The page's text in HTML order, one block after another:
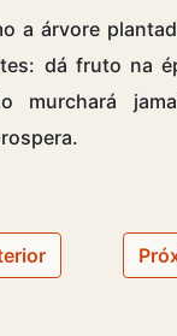
a árvore
dá fruto na
murchará